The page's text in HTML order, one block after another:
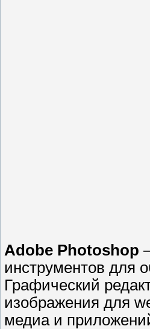
Adobe Photoshop
инструментов для
Графический
изображения для
медиа и